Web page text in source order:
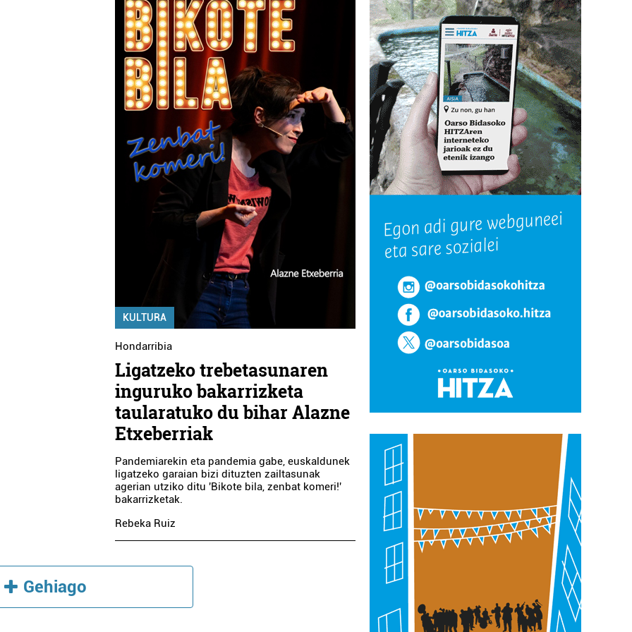
KULTURA
Hondarribia
Ligatzeko trebetasunaren
inguruko bakarrizketa
taularatuko du bihar Alazne
Etxeberriak
Pandemiarekin eta pandemia gabe, euskaldunek
ligatzeko garaian bizi dituzten zailtasunak
agerian utziko ditu 'Bikote bila, zenbat komeri!'
bakarrizketak.
Rebeka Ruiz
Gehiago